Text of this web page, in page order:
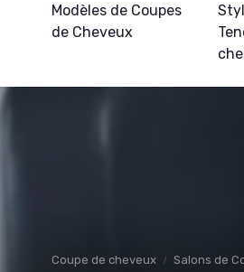
Modèles de Coupes
de Cheveux
Coupe de cheveux Salons de